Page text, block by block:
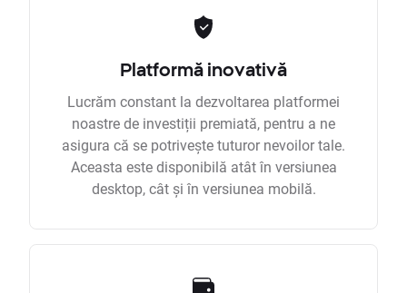
Platformă inovativă
Lucrăm constant la dezvoltarea platformei
noastre de investiții premiată, pentru a ne
asigura că se potrivește tuturor nevoilor tale.
Aceasta este disponibilă atât în versiunea
desktop, cât și în versiunea mobilă.